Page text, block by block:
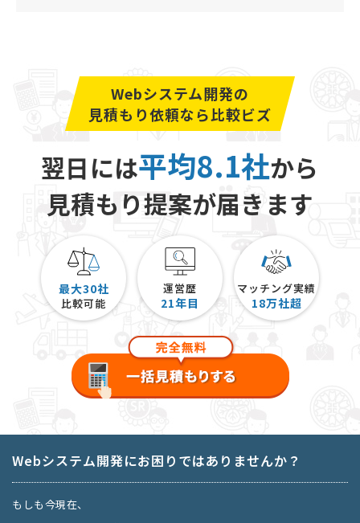
Webシステム開発の
見積もり依頼なら比較ビズ
翌日には平均8.1社から
見積もり提案が届きます
最大30社
比較可能
運営歴
21年目
マッチング実績
18万社超
Webシステム開発にお困りではありませんか？
もしも今現在、